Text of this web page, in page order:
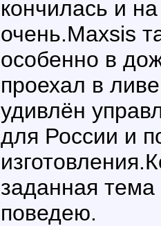
кончилась и
очень.Maxsis
особенно в
проехал в
удивлён
для России и
заданная
поведею.